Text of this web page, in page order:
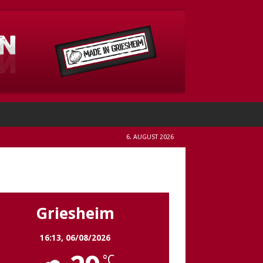
6. AUGUST 2026
Griesheim
16:13, 06/08/2026
°C